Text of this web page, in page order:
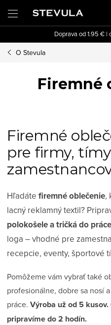
obsah
Doprava od 1.95 €
O Stevula
Firemné
Firemné
pre firmy,
Hľadáte firemné oblečenie,
lacný reklamný textil?
polokošele a tričká do práce
loga – vhodné pre
recepcie, eventy, športové
Pomôžeme vám vybrať také
profesionálne, dobre sa nosí
práce. Výroba už od 5
pripravíme do 2 hodín.